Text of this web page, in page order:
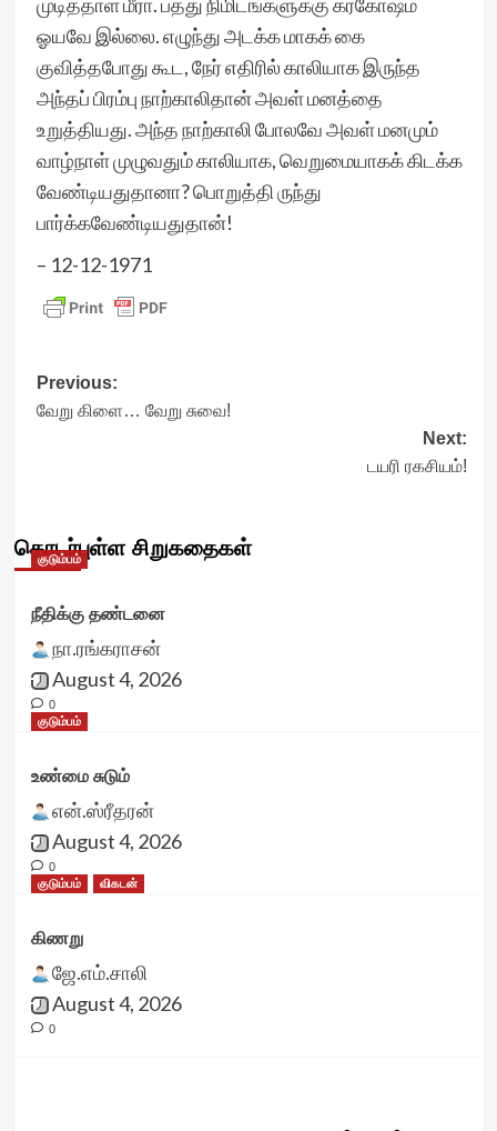
ஓயவே இல்லை. எழுந்து அடக்க மாகக் கை
குவித்தபோது கூட, நேர் எதிரில் காலியாக இருந்த
அந்தப் பிரம்பு நாற்காலிதான் அவள் மனத்தை
உறுத்தியது. அந்த நாற்காலி போலவே அவள் மனமும்
வாழ்நாள் முழுவதும் காலியாக, வெறுமையாகக் கிடக்க
வேண்டியதுதானா? பொறுத்தி ருந்து
பார்க்கவேண்டியதுதான்!
– 12-12-1971
Post
navigation
Previous:
வேறு கிளை… வேறு சுவை!
Next:
டயரி ரகசியம்!
தொடர்புள்ள சிறுகதைகள்
குடும்பம்
நீதிக்கு தண்டனை
நா.ரங்கராசன்
August 4, 2026
0
குடும்பம்
உண்மை சுடும்
என்.ஸ்ரீதரன்
August 4, 2026
0
குடும்பம்
விகடன்
கிணறு
ஜே.எம்.சாலி
August 4, 2026
0